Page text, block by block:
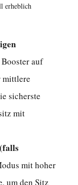
erheblich
auf
mittlere
sicherste
mit
mit hoher
um den Sitz